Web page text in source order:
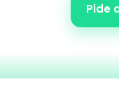
Pide